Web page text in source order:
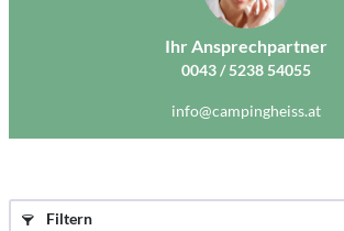
Ihr Ansprechpartner
0043 / 5238 54055
info@campingheiss.at
Filtern